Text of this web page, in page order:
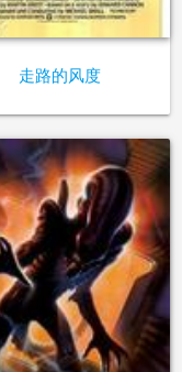
走路的风度